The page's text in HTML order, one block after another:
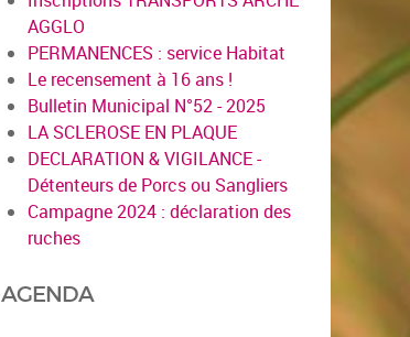
AGGLO
PERMANENCES : service Habitat
Le recensement à 16 ans !
Bulletin Municipal N°52 - 2025
LA SCLEROSE EN PLAQUE
DECLARATION & VIGILANCE -
Détenteurs de Porcs ou Sangliers
Campagne 2024 : déclaration des
ruches
AGENDA